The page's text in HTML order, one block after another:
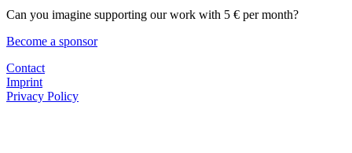
Can you imagine supporting our work with 5 € per month?
Become a sponsor
Contact
Imprint
Privacy Policy